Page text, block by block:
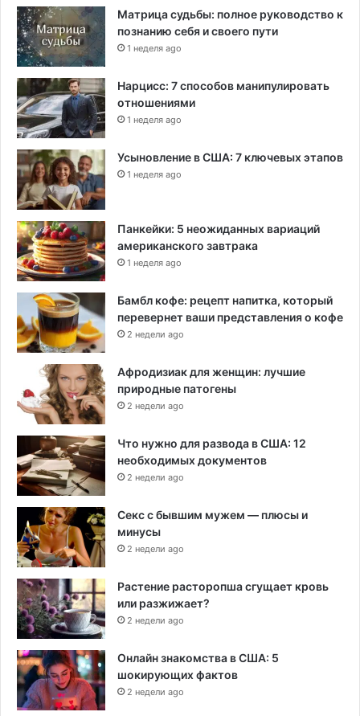
Матрица судьбы: полное руководство к
познанию себя и своего пути
1 неделя ago
Нарцисс: 7 способов манипулировать
отношениями
1 неделя ago
Усыновление в США: 7 ключевых этапов
1 неделя ago
Панкейки: 5 неожиданных вариаций
американского завтрака
1 неделя ago
Бамбл кофе: рецепт напитка, который
перевернет ваши представления о кофе
2 недели ago
Афродизиак для женщин: лучшие
природные патогены
2 недели ago
Что нужно для развода в США: 12
необходимых документов
2 недели ago
Секс с бывшим мужем — плюсы и
минусы
2 недели ago
Растение расторопша сгущает кровь
или разжижает?
2 недели ago
Онлайн знакомства в США: 5
шокирующих фактов
2 недели ago